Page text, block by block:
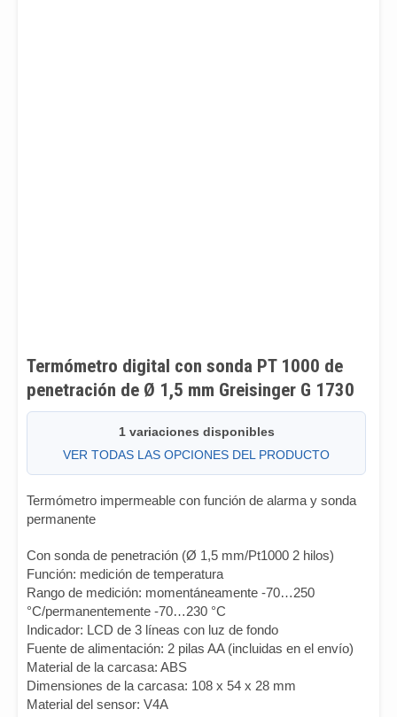
Termómetro digital con sonda PT 1000 de
penetración de Ø 1,5 mm Greisinger G 1730
1 variaciones disponibles
VER TODAS LAS OPCIONES DEL PRODUCTO
Termómetro impermeable con función de alarma y sonda
permanente
Con sonda de penetración (Ø 1,5 mm/Pt1000 2 hilos)
Función: medición de temperatura
Rango de medición: momentáneamente -70…250
°C/permanentemente -70…230 °C
Indicador: LCD de 3 líneas con luz de fondo
Fuente de alimentación: 2 pilas AA (incluidas en el envío)
Material de la carcasa: ABS
Dimensiones de la carcasa: 108 x 54 x 28 mm
Material del sensor: V4A